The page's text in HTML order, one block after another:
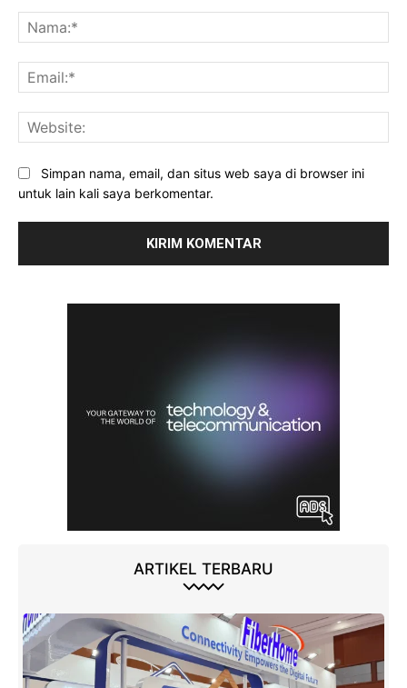
Simpan nama, email, dan situs web saya di browser ini
untuk lain kali saya berkomentar.
ARTIKEL TERBARU